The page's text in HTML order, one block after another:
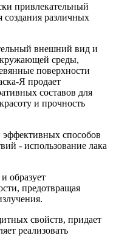
привлекательный
различных
внешний вид и
среды,
поверхности
Я продает
составов для
и прочность
способов
- использование лака
и образует
предотвращая
свойств, придает
реализовать